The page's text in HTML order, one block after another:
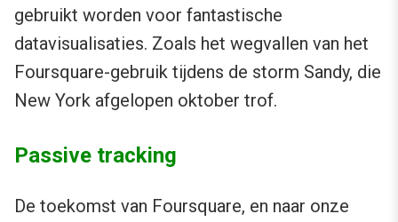
gebruikt worden voor fantastische
datavisualisaties. Zoals het wegvallen van het
Foursquare-gebruik tijdens de storm Sandy, die
New York afgelopen oktober trof.
Passive tracking
De toekomst van Foursquare, en naar onze